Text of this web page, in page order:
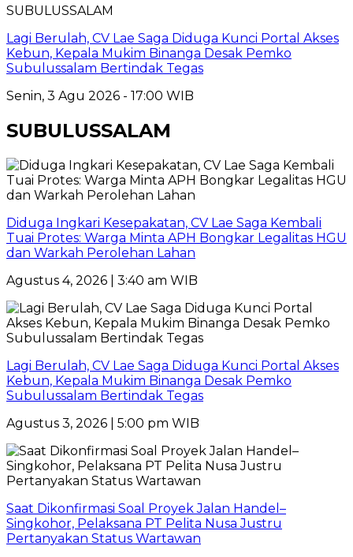
SUBULUSSALAM
Lagi Berulah, CV Lae Saga Diduga Kunci Portal Akses
Kebun, Kepala Mukim Binanga Desak Pemko
Subulussalam Bertindak Tegas
Senin, 3 Agu 2026 - 17:00 WIB
SUBULUSSALAM
Diduga Ingkari Kesepakatan, CV Lae Saga Kembali
Tuai Protes: Warga Minta APH Bongkar Legalitas HGU
dan Warkah Perolehan Lahan
Agustus 4, 2026 | 3:40 am WIB
Lagi Berulah, CV Lae Saga Diduga Kunci Portal Akses
Kebun, Kepala Mukim Binanga Desak Pemko
Subulussalam Bertindak Tegas
Agustus 3, 2026 | 5:00 pm WIB
Saat Dikonfirmasi Soal Proyek Jalan Handel–
Singkohor, Pelaksana PT Pelita Nusa Justru
Pertanyakan Status Wartawan